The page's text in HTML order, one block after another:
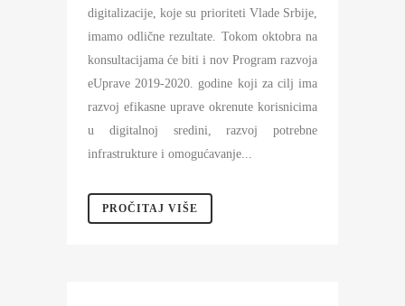
digitalizacije, koje su prioriteti Vlade Srbije,
imamo odlične rezultate. Tokom oktobra na
konsultacijama će biti i nov Program razvoja
eUprave 2019-2020. godine koji za cilj ima
razvoj efikasne uprave okrenute korisnicima
u digitalnoj sredini, razvoj potrebne
infrastrukture i omogućavanje...
PROČITAJ VIŠE